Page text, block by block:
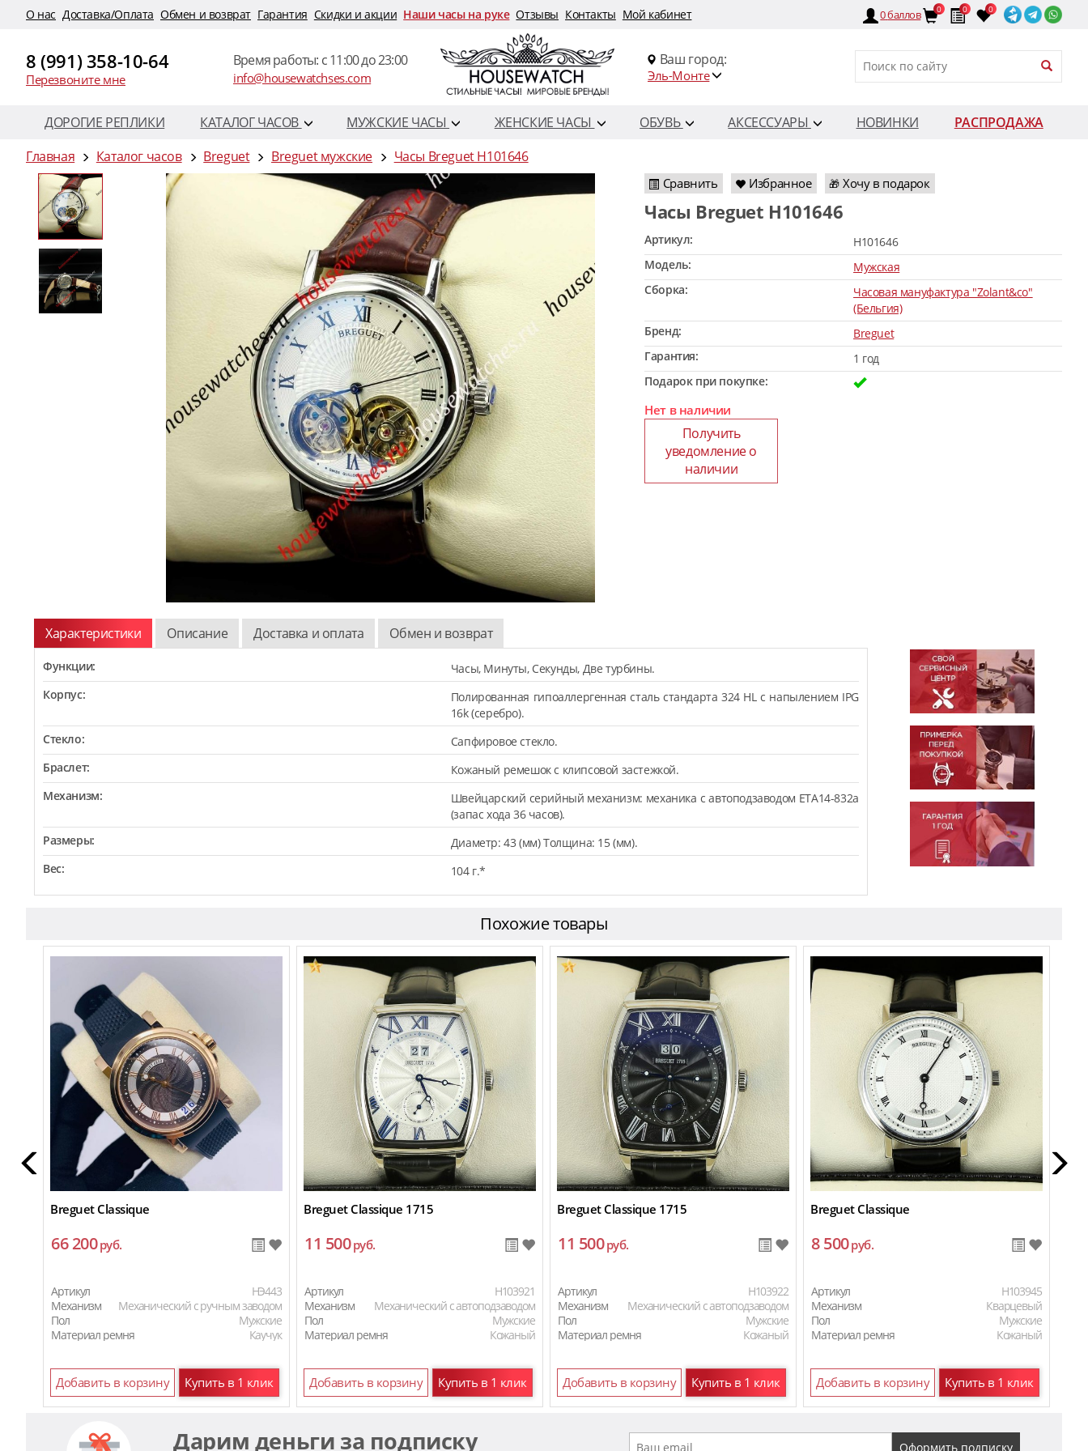
O нас Доставка/Оплата Обмен и возврат Гарантия Скидки и акции Наши часы на руке Отзывы Контакты Мой кабинет 0баллов 0 0 0
8 (991) 358-10-64
Перезвоните мне
Время работы: c 11:00 до 23:00
info@housewatchses.com
Ваш город:
Эль-Монте
ДОРОГИЕ РЕПЛИКИ КАТАЛОГ ЧАСОВ МУЖСКИЕ ЧАСЫ ЖЕНСКИЕ ЧАСЫ ОБУВЬ АКСЕССУАРЫ НОВИНКИ
РАСПРОДАЖА
Главная
Каталог часов Breguet Breguet мужские Часы Breguet H101646
Сравнить Избранное 🎁 Хочу в подарок
Часы Breguet H101646
Артикул:
H101646
Модель:
Мужская
Сборка:
Часовая мануфактура "Zolant&co"
(Бельгия)
Бренд:
Breguet
Гарантия:
1 год
Подарок при покупке:
Нет в наличии
Получить
уведомление о
наличии
Характеристики Описание Доставка и оплата Обмен и возврат
Функции:
Часы, Минуты, Секунды, Две турбины.
Корпус:
Полированная гипоаллергенная сталь стандарта 324 HL с напылением IPG
16k (серебро).
Стекло:
Сапфировое стекло.
Браслет:
Кожаный ремешок с клипсовой застежкой.
Механизм:
Швейцарский серийный механизм: механика с автоподзаводом ETA14-832a
(запас хода 36 часов).
Размеры:
Диаметр: 43 (мм) Толщина: 15 (мм).
Вес:
104 г.*
Похожие товары
Breguet Classique
66 200руб.
Артикул
HЭ443
Механизм
Механический с ручным заводом
Пол
Мужские
Материал ремня
Каучук
Добавить в корзину Купить в 1 клик
Breguet Classique 1715
11 500руб.
Артикул
H103921
Механизм
Механический с автоподзаводом
Пол
Мужские
Материал ремня
Кожаный
Добавить в корзину Купить в 1 клик
Breguet Classique 1715
11 500руб.
Артикул
H103922
Механизм
Механический с автоподзаводом
Пол
Мужские
Материал ремня
Кожаный
Добавить в корзину Купить в 1 клик
Breguet Classique
8 500руб.
Артикул
H103945
Механизм
Кварцевый
Пол
Мужские
Материал ремня
Кожаный
Добавить в корзину Купить в 1 клик
Дарим деньги за подписку